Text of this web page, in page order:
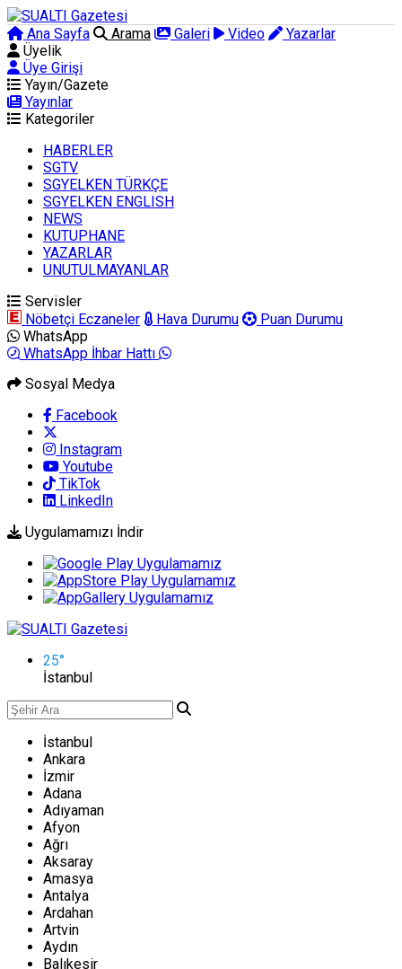
Ana Sayfa Arama Galeri Video
Yazarlar
Üyelik
Üye Girişi
Yayın/Gazete
Yayınlar
Kategoriler
HABERLER
SGTV
SGYELKEN TÜRKÇE
SGYELKEN ENGLISH
NEWS
KUTUPHANE
YAZARLAR
UNUTULMAYANLAR
Servisler
Nöbetçi Eczaneler
Hava Durumu
Puan Durumu
WhatsApp
WhatsApp İhbar Hattı
Sosyal Medya
Facebook
Instagram
Youtube
TikTok
LinkedIn
Uygulamamızı İndir
25°
İstanbul
İstanbul
Ankara
İzmir
Adana
Adıyaman
Afyon
Ağrı
Aksaray
Amasya
Antalya
Ardahan
Artvin
Aydın
Balıkesir